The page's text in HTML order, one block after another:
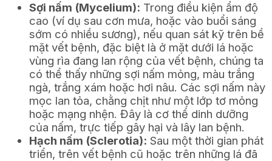
Sợi nấm (Mycelium): Trong điều kiện ẩm độ
cao (ví dụ sau cơn mưa, hoặc vào buổi sáng
sớm có nhiều sương), nếu quan sát kỹ trên bề
mặt vết bệnh, đặc biệt là ở mặt dưới lá hoặc
vùng rìa đang lan rộng của vết bệnh, chúng ta
có thể thấy những sợi nấm mỏng, màu trắng
ngà, trắng xám hoặc hơi nâu. Các sợi nấm này
mọc lan tỏa, chằng chịt như một lớp tơ mỏng
hoặc mạng nhện. Đây là cơ thể dinh dưỡng
của nấm, trực tiếp gây hại và lây lan bệnh.
Hạch nấm (Sclerotia): Sau một thời gian phát
triển, trên vết bệnh cũ hoặc trên những lá đã